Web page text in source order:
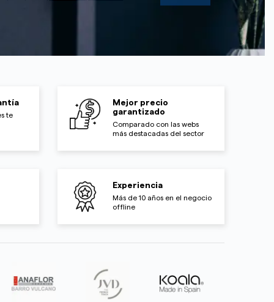
te
Mejor precio
garantizado
Comparado con las webs
más destacadas del sector
Experiencia
Más de 10 años en el negocio
offline